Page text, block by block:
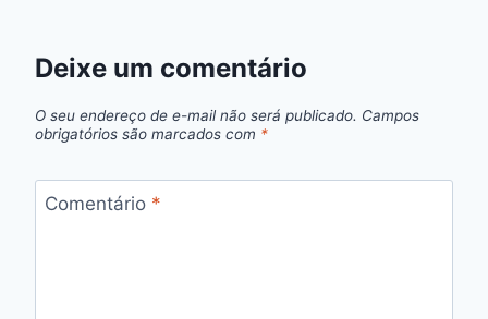
Deixe um comentário
O seu endereço de e-mail não será publicado. Campos
obrigatórios são marcados com *
Comentário *